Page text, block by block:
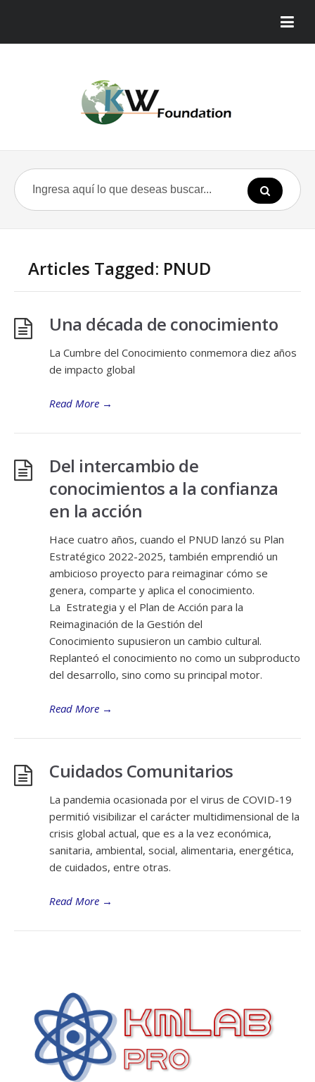
Articles Tagged: PNUD
Una década de conocimiento
La Cumbre del Conocimiento conmemora diez años
de impacto global
Read More →
Del intercambio de
conocimientos a la confianza
en la acción
Hace cuatro años, cuando el PNUD lanzó su Plan
Estratégico 2022-2025, también emprendió un
ambicioso proyecto para reimaginar cómo se
genera, comparte y aplica el conocimiento.
La Estrategia y el Plan de Acción para la
Reimaginación de la Gestión del
Conocimiento supusieron un cambio cultural.
Replanteó el conocimiento no como un subproducto
del desarrollo, sino como su principal motor.
Read More →
Cuidados Comunitarios
La pandemia ocasionada por el virus de COVID-19
permitió visibilizar el carácter multidimensional de la
crisis global actual, que es a la vez económica,
sanitaria, ambiental, social, alimentaria, energética,
de cuidados, entre otras.
Read More →